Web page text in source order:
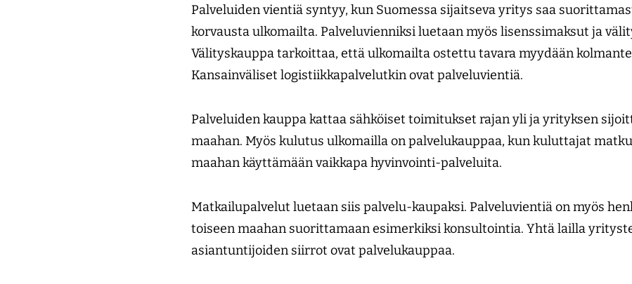
Palveluiden vientiä syntyy, kun Suomessa sijaitseva yritys saa
korvausta ulkomailta. Palveluvienniksi luetaan myös lisenssimaksut ja
Välityskauppa tarkoittaa, että ulkomailta ostettu tavara myydään
Kansainväliset logistiikkapalvelutkin ovat palveluvientiä.
Palveluiden kauppa kattaa sähköiset toimitukset rajan yli ja yrityksen
maahan. Myös kulutus ulkomailla on palvelukauppaa, kun kuluttajat
maahan käyttämään vaikkapa hyvinvointi-palveluita.
Matkailupalvelut luetaan siis palvelu-kaupaksi. Palveluvientiä on myös
toiseen maahan suorittamaan esimerkiksi konsultointia. Yhtä lailla
asiantuntijoiden siirrot ovat palvelukauppaa.